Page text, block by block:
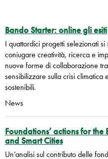
Bando Starter: online gli esiti
I quattordici progetti selezionati
coniugare creatività, ricerca e
nuove forme di collaborazione
sensibilizzare sulla crisi climatica
sostenibili.
News
Foundations’ actions for
and Smart Cities
Un’analisi sul contributo delle